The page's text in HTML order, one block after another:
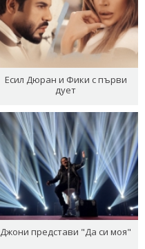
Есил Дюран и Фики с първи
дует
Джони представи "Да си моя"